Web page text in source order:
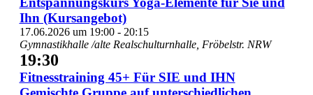
Ihn (Kursangebot)
17.06.2026 um 19:00- 20:15
Gymnastikhalle /alte Realschulturnhalle, Fröbelstr. NRW
19:30
Fitnesstraining 45+ Für SIE und IHN